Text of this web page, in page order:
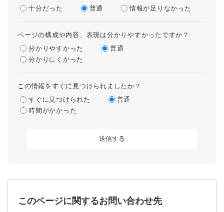
十分だった
普通 情報が足りなかった
ページの構成や内容、表現は分かりやすかったですか？
分かりやすかった
普通
分かりにくかった
この情報をすぐに見つけられましたか？
すぐに見つけられた
普通
時間がかかった
このページに関するお問い合わせ先